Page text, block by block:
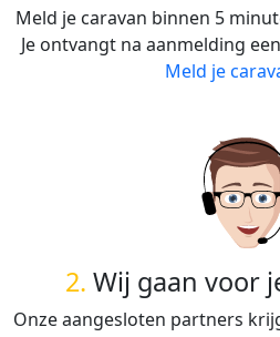
Meld je caravan binnen 5
Je ontvangt na aanmelding
Meld je
2. Wij gaan voor
Onze aangesloten partners